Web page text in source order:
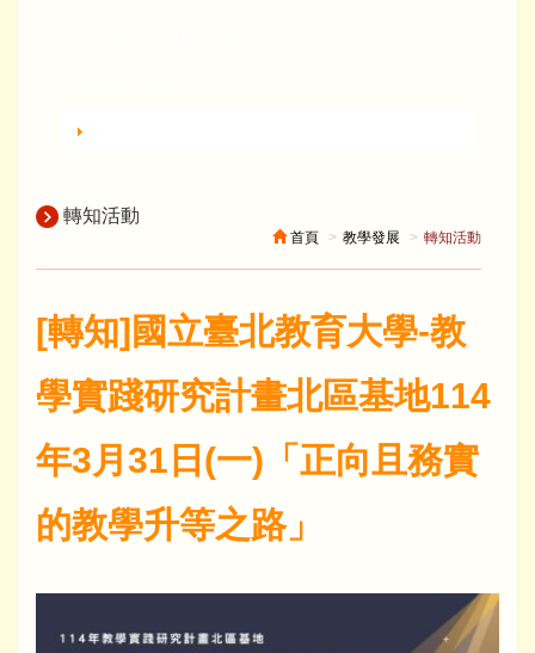
轉知活動
首頁 教學發展 轉知活動
[轉知]國立臺北教育大學-教
學實踐研究計畫北區基地114
年3月31日(一)「正向且務實
的教學升等之路」